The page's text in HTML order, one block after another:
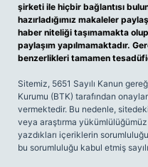
şirketi ile hiçbir bağlantısı
hazırladığımız makaleler
haber niteliği taşımamakta
paylaşım yapılmamaktadır.
benzerlikleri tamamen
Sitemiz, 5651 Sayılı Kanun
Kurumu (BTK) tarafından
vermektedir. Bu nedenle,
veya araştırma
yazdıkları içeriklerin
bu sorumluluğu kabul etmiş